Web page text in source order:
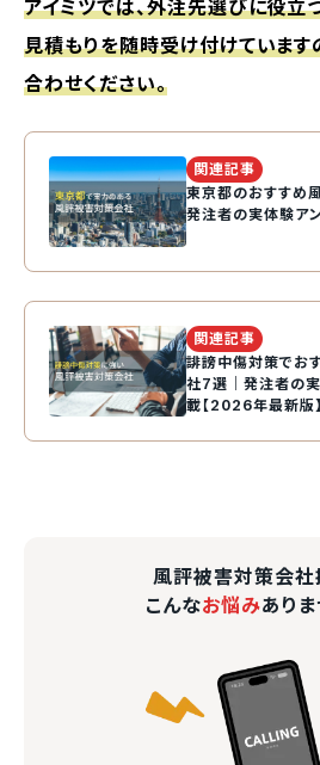
アイミツでは、外注先選びに役
見積もりを随時受け付けています
合わせください。
関連記事
東京都のおすすめ
発注者の実体験ア
関連記事
誹謗中傷対策でお
社7選｜発注者の
載【2026年最新版】
風評被害対策会社
こんなお悩みあり